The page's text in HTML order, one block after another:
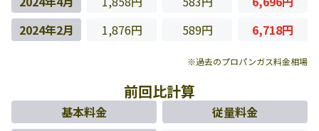
2024年2月
1,876円 589円 6,718円
※過去のプロパンガス料金相場
前回比計算
基本料金
従量料金